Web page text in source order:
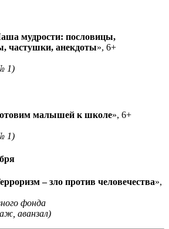
мудрости: пословицы,
частушки, анекдоты», 6+
1)
малышей к школе», 6+
1)
– зло против человечества»,
фонда
аванзал)